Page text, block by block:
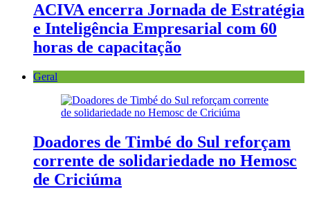
ACIVA encerra Jornada de Estratégia
e Inteligência Empresarial com 60
horas de capacitação
Geral
Doadores de Timbé do Sul reforçam
corrente de solidariedade no Hemosc
de Criciúma